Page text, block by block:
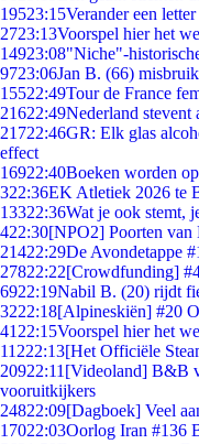
19523:15Verander een
2723:13Voorspel hier het
14923:08"Niche"-
9723:06Jan B. (66)
15522:49Tour de France
21622:49Nederland stevent
21722:46GR: Elk glas
effect
16922:40Boeken worden
322:36EK Atletiek 2026 te
13322:36Wat je ook stemt,
422:30[NPO2] Poorten van
21422:29De Avondetappe
27822:22[Crowdfunding]
6922:19Nabil B. (20) rijdt
3222:18[Alpineskiën] #20
41 22:15Voorspel hier het
11222:13[Het Officiële
20922:11 [Videoland] B&B
vooruitkijkers
24822:09[Dagboek] Veel
17022:03Oorlog Iran #136